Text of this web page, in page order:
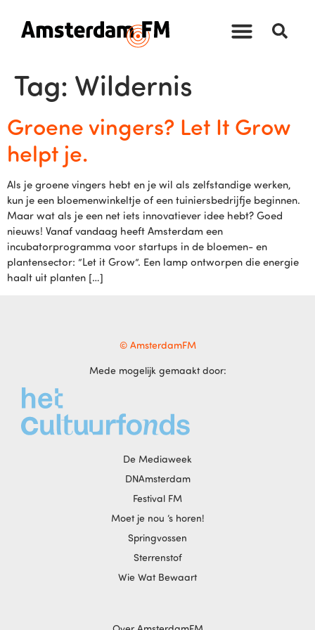
Tag: Wildernis
Groene vingers? Let It Grow
helpt je.
Als je groene vingers hebt en je wil als zelfstandige werken,
kun je een bloemenwinkeltje of een tuiniersbedrijfje beginnen.
Maar wat als je een net iets innovatiever idee hebt? Goed
nieuws! Vanaf vandaag heeft Amsterdam een
incubatorprogramma voor startups in de bloemen- en
plantensector: “Let it Grow“. Een lamp ontworpen die energie
haalt uit planten […]
© AmsterdamFM
Mede mogelijk gemaakt door:
De Mediaweek
DNAmsterdam
Festival FM
Moet je nou ‘s horen!
Springvossen
Sterrenstof
Wie Wat Bewaart